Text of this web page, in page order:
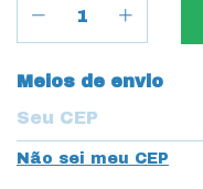
Entregas para o CEP:
Meios de envio
Não sei meu CEP